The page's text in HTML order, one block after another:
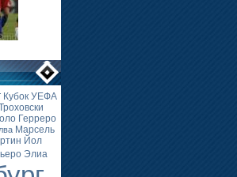
Кубок УЕФА
Герреро
Марсель
Йол
Элиа